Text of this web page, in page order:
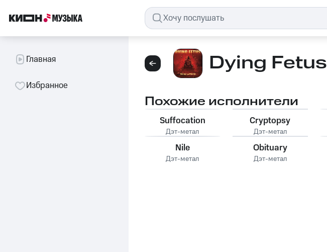
Главная
Избранное
Dying Fetus
Похожие исполнители
Suffocation
Дэт-метал
Cryptopsy
Дэт-метал
Nile
Дэт-метал
Obituary
Дэт-метал